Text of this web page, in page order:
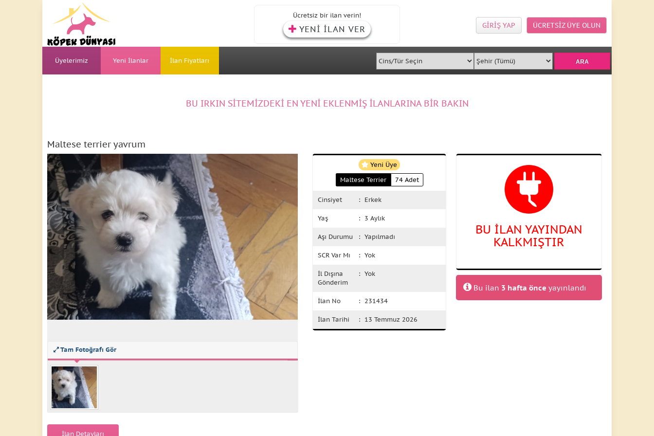
Ücretsiz bir ilan verin!
YENİ İLAN VER ÜCRETSİZ ÜYE OLUN
GİRİŞ YAP
Üyelerimiz Yeni İlanlar İlan Fiyatları
BU IRKIN SİTEMİZDEKİ EN YENİ EKLENMİŞ İLANLARINA BİR BAKIN
Maltese terrier yavrum
Tam Fotoğrafı Gör
Yeni Üye
Maltese Terrier
74 Adet
Cinsiyet : Erkek
Yaş : 3 Aylık
Aşı Durumu : Yapılmadı
SCR Var Mı : Yok
İl Dışına
Gönderim
: Yok
İlan No : 231434
İlan Tarihi : 13 Temmuz 2026
BU İLAN YAYINDAN
KALKMIŞTIR
Bu ilan 3 hafta önce yayınlandı
İlan Detayları